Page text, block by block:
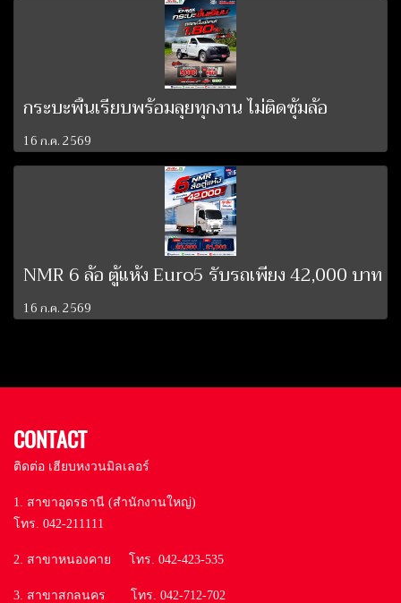
กระบะพื้นเรียบพร้อมลุยทุกงาน ไม่ติดซุ้มล้อ
16 ก.ค. 2569
NMR 6 ล้อ ตู้แห้ง Euro5 รับรถเพียง 42,000 บาท
16 ก.ค. 2569
CONTACT
ติดต่อ เฮียบหงวนมิลเลอร์
1. สาขาอุดรธานี (สำนักงานใหญ่)
โทร. 042-211111
2. สาขาหนองคาย โทร. 042-423-535
3. สาขาสกลนคร โทร. 042-712-702